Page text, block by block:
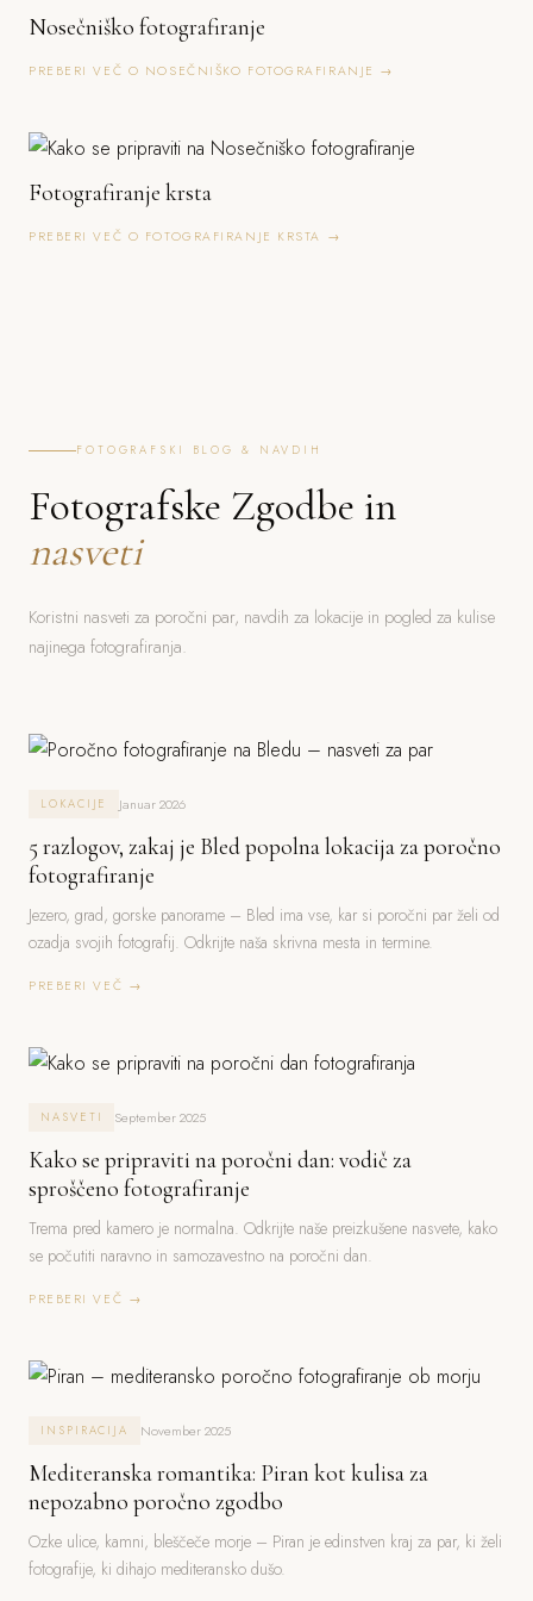
Nosečniško fotografiranje
PREBERI VEČ O NOSEČNIŠKO FOTOGRAFIRANJE →
Fotografiranje krsta
PREBERI VEČ O FOTOGRAFIRANJE KRSTA →
FOTOGRAFSKI BLOG & NAVDIH
Fotografske Zgodbe in
nasveti
Koristni nasveti za poročni par, navdih za lokacije in pogled za kulise
najinega fotografiranja.
LOKACIJE Januar 2026
5 razlogov, zakaj je Bled popolna lokacija za poročno
fotografiranje
Jezero, grad, gorske panorame – Bled ima vse, kar si poročni par želi od
ozadja svojih fotografij. Odkrijte naša skrivna mesta in termine.
PREBERI VEČ →
NASVETI September 2025
Kako se pripraviti na poročni dan: vodič za
sproščeno fotografiranje
Trema pred kamero je normalna. Odkrijte naše preizkušene nasvete, kako
se počutiti naravno in samozavestno na poročni dan.
PREBERI VEČ →
INSPIRACIJA November 2025
Mediteranska romantika: Piran kot kulisa za
nepozabno poročno zgodbo
Ozke ulice, kamni, bleščeče morje – Piran je edinstven kraj za par, ki želi
fotografije, ki dihajo mediteransko dušo.